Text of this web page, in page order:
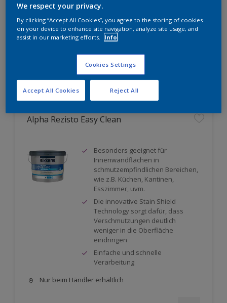
Mattes Oberflächenfinish, hoher
Weißgrad
Nur beim Händler erhältlich
Alpha Rezisto Easy Clean
Besonders geeignet für
Innenwandflächen in
schmutzempfindlichen Bereichen,
wie z.B. Küchen, Kantinen,
Esszimmer, uvm.
Die innovative Stain Shield
Technology sorgt dafür, dass
Verschmutzungen deutlich
weniger in die Oberfläche
eindringen
Einfache und schnelle
Verarbeitung
Nur beim Händler erhältlich
We respect your privacy.
By clicking “Accept All Cookies”, you agree to the storing of cookies
on your device to enhance site navigation, analyze site usage, and
assist in our marketing efforts.
Info
Cookies Settings
Reject All
Accept All Cookies